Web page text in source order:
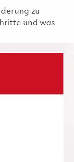
zu
und was